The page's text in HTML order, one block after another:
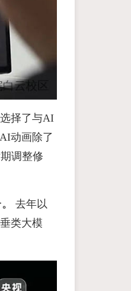
择了与AI
动画除了
调整修
去年以
类大模